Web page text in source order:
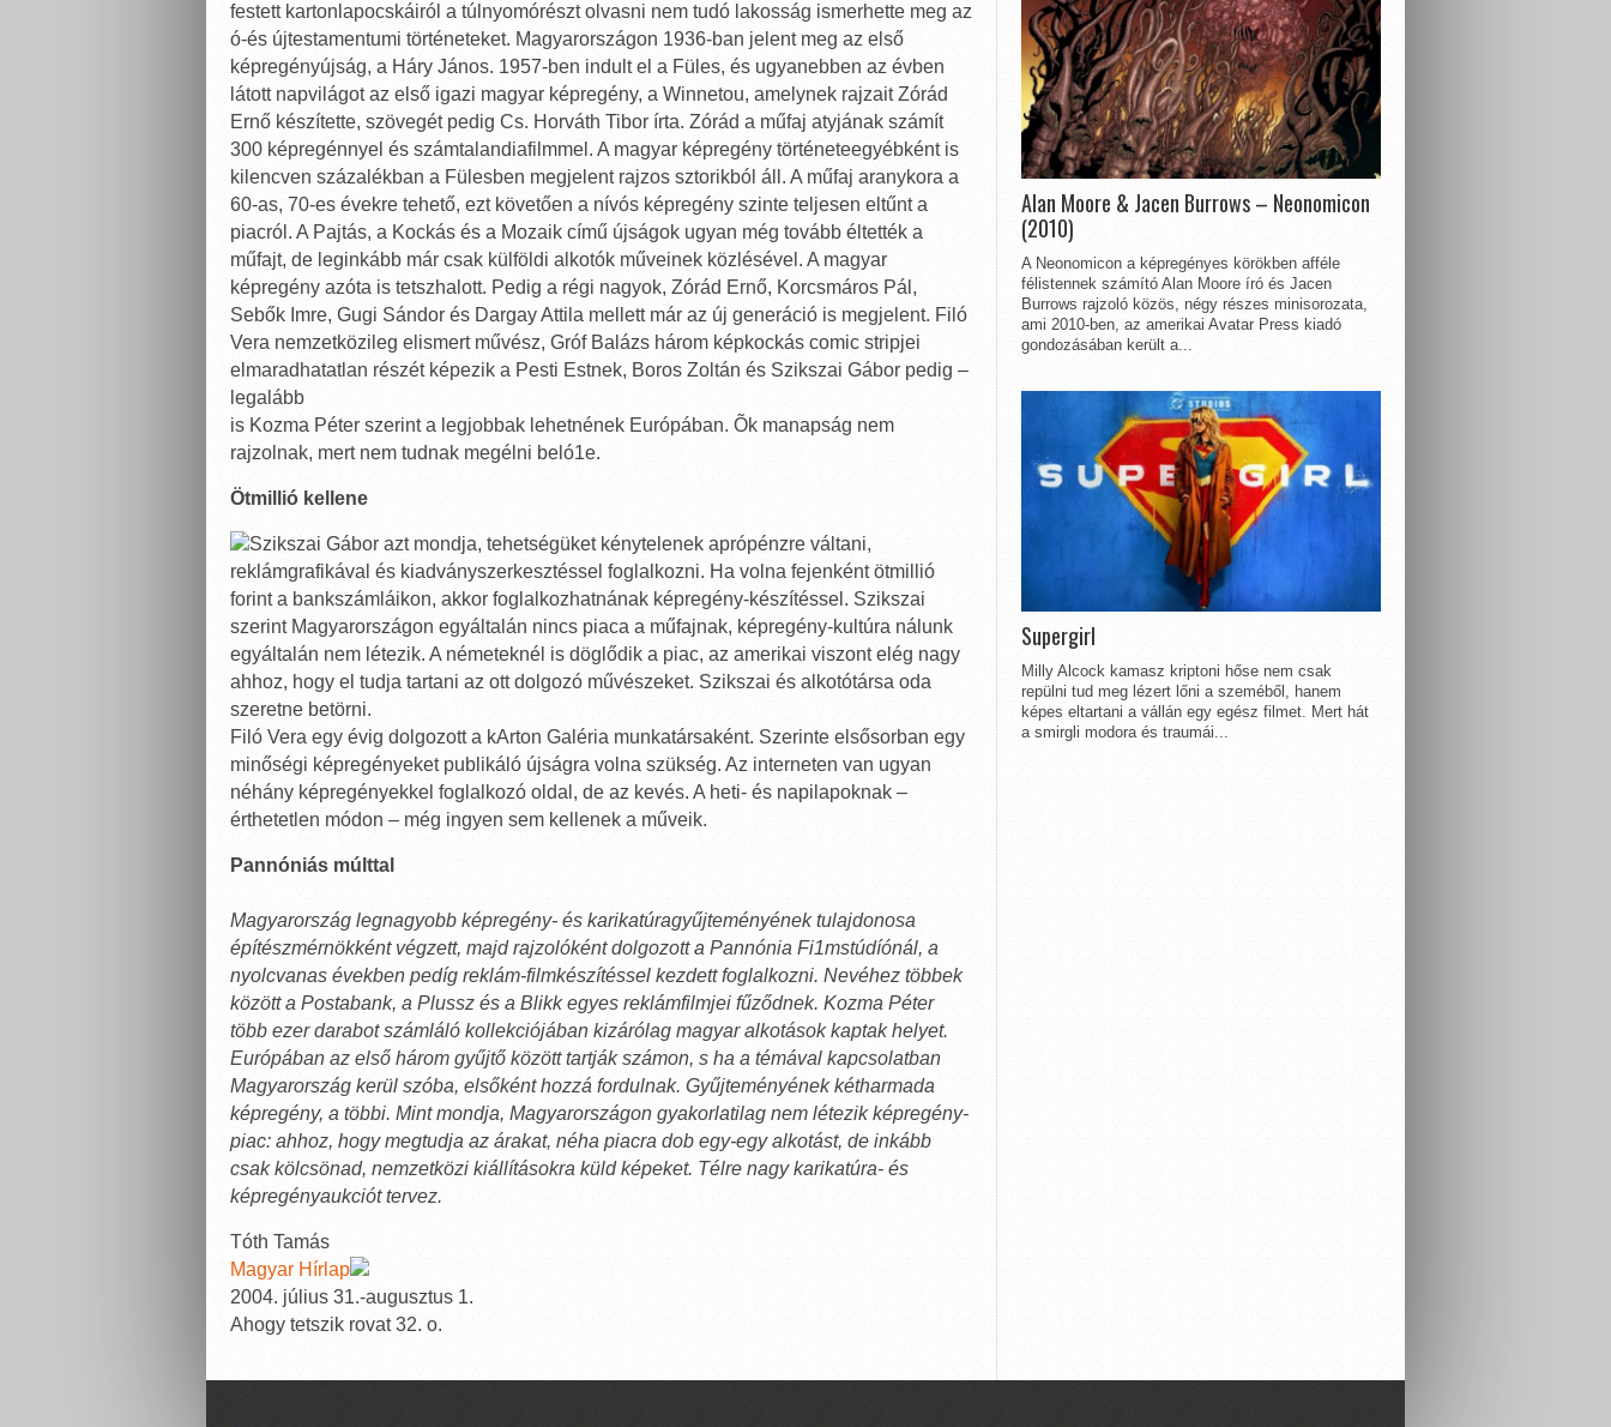
festett kartonlapocskáiról a túlnyomórészt olvasni nem tudó lakosság ismerhette meg az
ó-és újtestamentumi történeteket. Magyarországon 1936-ban jelent meg az első
képregényújság, a Háry János. 1957-ben indult el a Füles, és ugyanebben az évben
látott napvilágot az első igazi magyar képregény, a Winnetou, amelynek rajzait Zórád
Ernő készítette, szövegét pedig Cs. Horváth Tibor írta. Zórád a műfaj atyjának számít
300 képregénnyel és számtalandiafilmmel. A magyar képregény történeteegyébként is
kilencven százalékban a Fülesben megjelent rajzos sztorikból áll. A műfaj aranykora a
60-as, 70-es évekre tehető, ezt követően a nívós képregény szinte teljesen eltűnt a
piacról. A Pajtás, a Kockás és a Mozaik című újságok ugyan még tovább éltették a
műfajt, de leginkább már csak külföldi alkotók műveinek közlésével. A magyar
képregény azóta is tetszhalott. Pedig a régi nagyok, Zórád Ernő, Korcsmáros Pál,
Sebők Imre, Gugi Sándor és Dargay Attila mellett már az új generáció is megjelent. Filó
Vera nemzetközileg elismert művész, Gróf Balázs három képkockás comic stripjei
elmaradhatatlan részét képezik a Pesti Estnek, Boros Zoltán és Szikszai Gábor pedig –
legalább
is Kozma Péter szerint a legjobbak lehetnének Európában. Õk manapság nem
rajzolnak, mert nem tudnak megélni beló1e.
Ötmillió kellene
Szikszai Gábor azt mondja, tehetségüket kénytelenek aprópénzre váltani,
reklámgrafikával és kiadványszerkesztéssel foglalkozni. Ha volna fejenként ötmillió
forint a bankszámláikon, akkor foglalkozhatnának képregény-készítéssel. Szikszai
szerint Magyarországon egyáltalán nincs piaca a műfajnak, képregény-kultúra nálunk
egyáltalán nem létezik. A németeknél is döglődik a piac, az amerikai viszont elég nagy
ahhoz, hogy el tudja tartani az ott dolgozó művészeket. Szikszai és alkotótársa oda
szeretne betörni.
Filó Vera egy évig dolgozott a kArton Galéria munkatársaként. Szerinte elsősorban egy
minőségi képregényeket publikáló újságra volna szükség. Az interneten van ugyan
néhány képregényekkel foglalkozó oldal, de az kevés. A heti- és napilapoknak –
érthetetlen módon – még ingyen sem kellenek a műveik.
Pannóniás múlttal
Magyarország legnagyobb képregény- és karikatúragyűjteményének tulajdonosa
építészmérnökként végzett, majd rajzolóként dolgozott a Pannónia Fi1mstúdíónál, a
nyolcvanas években pedíg reklám-filmkészítéssel kezdett foglalkozni. Nevéhez többek
között a Postabank, a Plussz és a Blikk egyes reklámfilmjei fűződnek. Kozma Péter
több ezer darabot számláló kollekciójában kizárólag magyar alkotások kaptak helyet.
Európában az első három gyűjtő között tartják számon, s ha a témával kapcsolatban
Magyarország kerül szóba, elsőként hozzá fordulnak. Gyűjteményének kétharmada
képregény, a többi. Mint mondja, Magyarországon gyakorlatilag nem létezik képregény-
piac: ahhoz, hogy megtudja az árakat, néha piacra dob egy-egy alkotást, de inkább
csak kölcsönad, nemzetközi kiállításokra küld képeket. Télre nagy karikatúra- és
képregényaukciót tervez.
Tóth Tamás
Magyar Hírlap
2004. július 31.-augusztus 1.
Ahogy tetszik rovat 32. o.
Alan Moore & Jacen Burrows – Neonomicon
(2010)
A Neonomicon a képregényes körökben afféle
félistennek számító Alan Moore író és Jacen
Burrows rajzoló közös, négy részes minisorozata,
ami 2010-ben, az amerikai Avatar Press kiadó
gondozásában került a...
Supergirl
Milly Alcock kamasz kriptoni hőse nem csak
repülni tud meg lézert lőni a szeméből, hanem
képes eltartani a vállán egy egész filmet. Mert hát
a smirgli modora és traumái...